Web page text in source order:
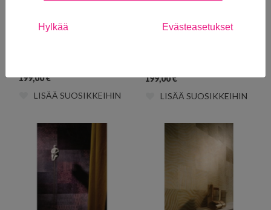
199,00€
LISÄÄ SUOSIKKEIHIN
199,00€
LISÄÄ SUOSIKKEIHIN
Hylkää Evästeasetukset